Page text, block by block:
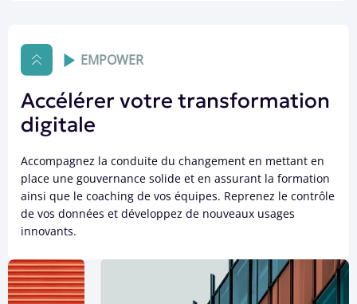
EMPOWER
Accélérer votre transformation
digitale
Accompagnez la conduite du changement en mettant en
place une gouvernance solide et en assurant la formation
ainsi que le coaching de vos équipes. Reprenez le contrôle
de vos données et développez de nouveaux usages
innovants.